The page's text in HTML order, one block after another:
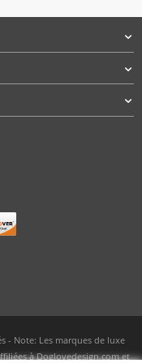
- Note: Les marques de luxe
à Doglovedesign.com et